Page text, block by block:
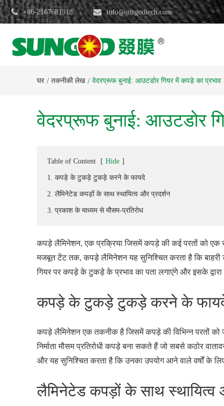
+86-2167681918 info@sungodtech.com
घर तकनीकी लेख वेदरप्रूफ बुनाई: आउटडोर गियर में कपड़े का प्रभाव
वेदरप्रूफ बुनाई: आउटडोर
Table of Content [ Hide ]
1. कपड़े के टुकड़े टुकड़े करने के फायदे
2. लैमिनेटेड कपड़ों के साथ स्थायित्व और प्रदर्शन
3. प्रकाश के माध्यम से मौसम-प्रतिरोध
कपड़े लैमिनेशन, एक प्रक्रिया जिसमें कपड़े की कई परतों को एक
मजबूत टेंट तक, कपड़े लैमिनेशन यह सुनिश्चित करता है कि बाहरी
गियर पर कपड़े के टुकड़े के प्रभाव का पता लगाएंगे और इसके द्वारा
कपड़े के टुकड़े टुकड़े करने के
कपड़े लैमिनेशन एक तकनीक है जिसमें कपड़े की विभिन्न परतों को
निर्माता मौसम प्रतिरोधी कपड़े बना सकते हैं जो सबसे कठोर
और यह सुनिश्चित करता है कि उनका उपयोग आने वाले वर्षों के
लैमिनेटेड कपड़ों के साथ स्थायित्व